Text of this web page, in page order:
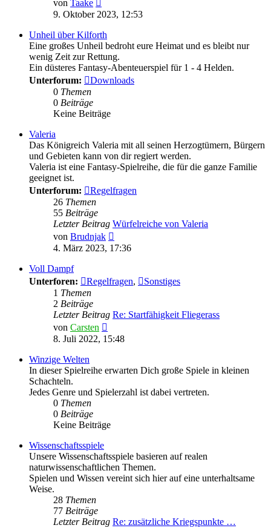
von Taake
Beitrag
9. Oktober 2023, 12:53
Unheil über Kilforth
Eine großes Unheil bedroht eure Heimat und es bleibt nur
wenig Zeit zur Rettung.
Ein düsteres Fantasy-Abenteuerspiel für 1 - 4 Helden.
Unterforum:
Downloads
0 Themen
0 Beiträge
Keine Beiträge
Valeria
Das Königreich Valeria mit all seinen Herzogtümern, Bürgern
und Gebieten kann von dir regiert werden.
Valeria ist eine Fantasy-Spielreihe, die für die ganze Familie
geeignet ist.
Unterforum:
Regelfragen
26 Themen
55 Beiträge
Letzter Beitrag Würfelreiche von Valeria
von Brudnjak
Beitrag
4. März 2023, 17:36
Voll Dampf
Unterforen:
Regelfragen,
Sonstiges
1 Themen
2 Beiträge
Letzter Beitrag Re: Startfähigkeit Fliegerass
von Carsten
Beitrag
8. Juli 2022, 15:48
Winzige Welten
In dieser Spielreihe erwarten Dich große Spiele in kleinen
Schachteln.
Jedes Genre und Spielerzahl ist dabei vertreten.
0 Themen
0 Beiträge
Keine Beiträge
Wissenschaftsspiele
Unsere Wissenschaftsspiele basieren auf realen
naturwissenschaftlichen Themen.
Spielen und Wissen vereint sich hier auf eine unterhaltsame
Weise.
28 Themen
77 Beiträge
Letzter Beitrag Re: zusätzliche Kriegspunkte …